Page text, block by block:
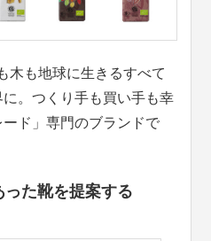
木も地球に生きるすべて
。つくり手も買い手も幸
ド」専門のブランドで
た靴を提案する